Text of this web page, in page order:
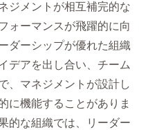
ジメントが相互補完的な
ォーマンスが飛躍的に向
ダーシップが優れた組織
デアを出し合い、チーム
、マネジメントが設計し
に機能することがありま
的な組織では、リーダー